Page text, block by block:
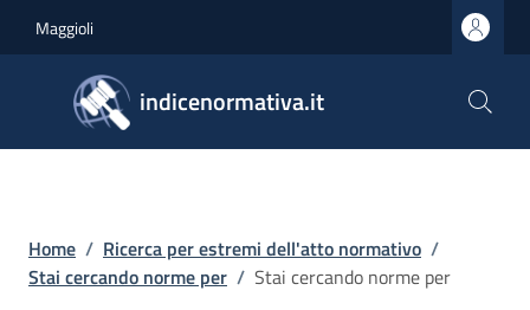
Maggioli
indicenormativa.it
Briciole di pane
Home / Ricerca per estremi dell'atto normativo /
Stai cercando norme per / Stai cercando norme per